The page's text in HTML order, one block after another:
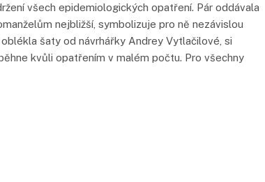
všech epidemiologických opatření. Pár oddávala
nejbližší, symbolizuje pro ně nezávislou
šaty od návrhářky Andrey Vytlačilové, si
kvůli opatřením v malém počtu. Pro všechny